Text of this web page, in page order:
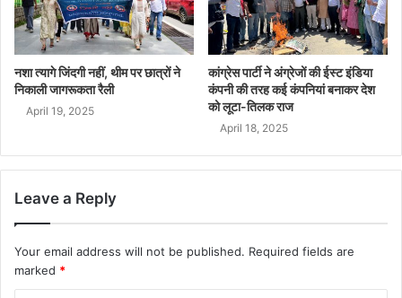
नशा त्यागे जिंदगी नहीं, थीम पर छात्रों ने
निकाली जागरूकता रैली
April 19, 2025
कांग्रेस पार्टी ने अंग्रेजों की ईस्ट इंडिया
कंपनी की तरह कई कंपनियां बनाकर देश
को लूटा-तिलक राज
April 18, 2025
Leave a Reply
Your email address will not be published. Required fields are
marked *